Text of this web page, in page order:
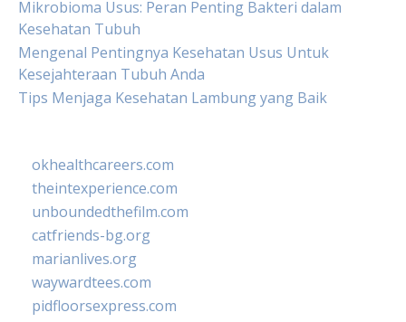
Mikrobioma Usus: Peran Penting Bakteri dalam
Kesehatan Tubuh
Mengenal Pentingnya Kesehatan Usus Untuk
Kesejahteraan Tubuh Anda
Tips Menjaga Kesehatan Lambung yang Baik
okhealthcareers.com
theintexperience.com
unboundedthefilm.com
catfriends-bg.org
marianlives.org
waywardtees.com
pidfloorsexpress.com